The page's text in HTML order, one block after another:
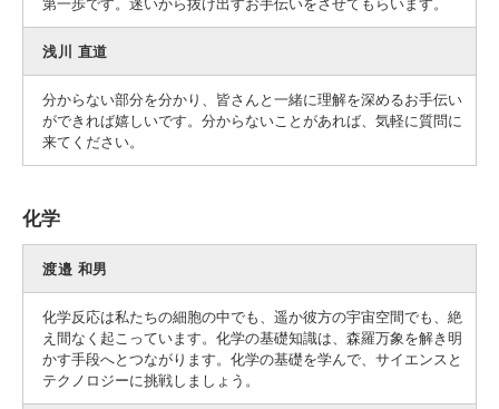
第一歩です。迷いから抜け出すお手伝いをさせてもらいます。
浅川 直道
分からない部分を分かり、皆さんと一緒に理解を深めるお手伝い
ができれば嬉しいです。分からないことがあれば、気軽に質問に
来てください。
化学
渡邉 和男
化学反応は私たちの細胞の中でも、遥か彼方の宇宙空間でも、絶
え間なく起こっています。化学の基礎知識は、森羅万象を解き明
かす手段へとつながります。化学の基礎を学んで、サイエンスと
テクノロジーに挑戦しましょう。